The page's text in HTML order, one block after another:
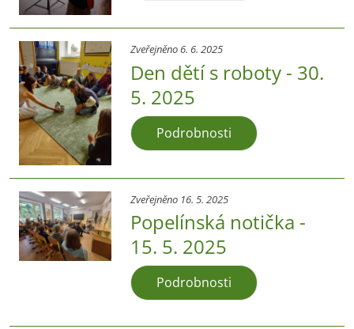
Zveřejněno 6. 6. 2025
Den dětí s roboty - 30.
5. 2025
Podrobnosti
Zveřejněno 16. 5. 2025
Popelínská notička -
15. 5. 2025
Podrobnosti